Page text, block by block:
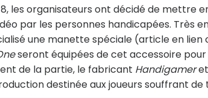
les organisateurs ont décidé de mettre
par les personnes handicapées. Très
une manette spéciale (article en lien
seront équipées de cet accessoire
de la partie, le fabricant Handigameret
destinée aux joueurs souffrant